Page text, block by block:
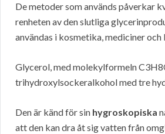
De metoder som används påverkar
renheten av den slutliga
användas i kosmetika, mediciner och
Glycerol, med molekylformeln
trihydroxylsockeralkohol med tre
Den är känd för sin hygroskopiska
att den kan dra åt sig vatten från